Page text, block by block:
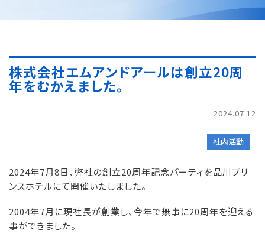
株式会社エムアンドアールは創立20周
年をむかえました。
2024.07.12
社内活動
2024年7月8日、弊社の創立20周年記念パーティを品川プリ
ンスホテルにて開催いたしました。
2004年7月に現社長が創業し、今年で無事に20周年を迎える
事ができました。